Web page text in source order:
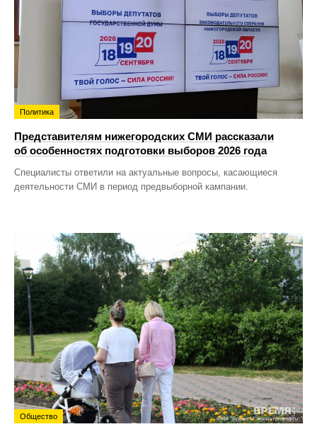
Политика
Представителям нижегородских СМИ рассказали
об особенностях подготовки выборов 2026 года
Специалисты ответили на актуальные вопросы, касающиеся
деятельности СМИ в период предвыборной кампании.
Общество